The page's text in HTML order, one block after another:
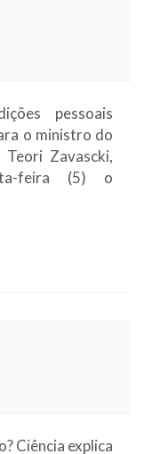
pessoais
o ministro do
Teori Zavascki,
feira (5) o
Ciência explica